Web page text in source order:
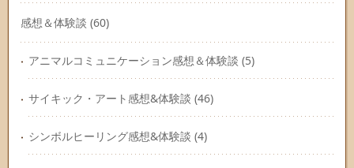
感想＆体験談 (60)
アニマルコミュニケーション感想＆体験談 (5)
サイキック・アート感想&体験談 (46)
シンボルヒーリング感想&体験談 (4)